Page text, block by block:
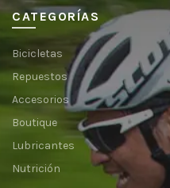
CATEGORÍAS
Bicicletas
Repuestos
Accesorios
Boutique
Lubricantes
Nutrición